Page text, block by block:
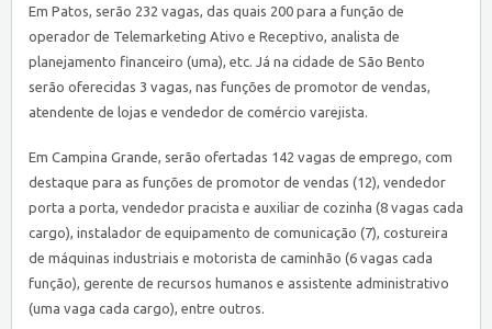
Em Patos, serão 232 vagas, das quais 200 para a função de
operador de Telemarketing Ativo e Receptivo, analista de
planejamento financeiro (uma), etc. Já na cidade de São Bento
serão oferecidas 3 vagas, nas funções de promotor de vendas,
atendente de lojas e vendedor de comércio varejista.
Em Campina Grande, serão ofertadas 142 vagas de emprego, com
destaque para as funções de promotor de vendas (12), vendedor
porta a porta, vendedor pracista e auxiliar de cozinha (8 vagas cada
cargo), instalador de equipamento de comunicação (7), costureira
de máquinas industriais e motorista de caminhão (6 vagas cada
função), gerente de recursos humanos e assistente administrativo
(uma vaga cada cargo), entre outros.